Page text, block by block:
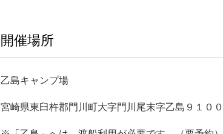
開催場所
乙島キャンプ場
宮崎県東臼杵郡門川町大字門川尾末字乙島９１００